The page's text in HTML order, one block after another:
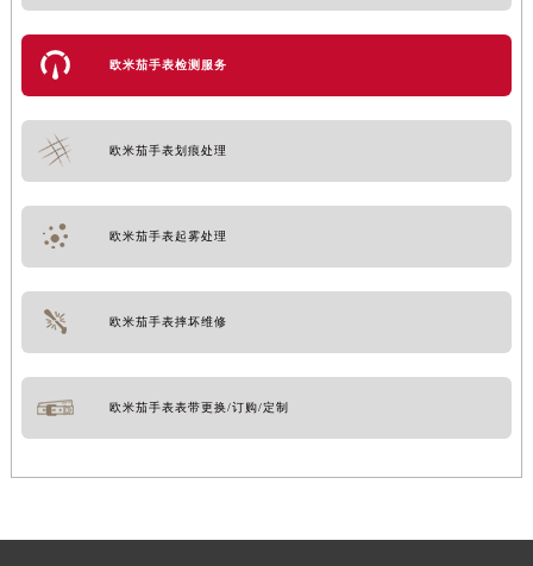
欧米茄手表检测服务
欧米茄手表划痕处理
欧米茄手表起雾处理
欧米茄手表摔坏维修
欧米茄手表表带更换/订购/定制